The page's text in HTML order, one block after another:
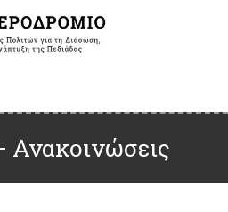
Ανακοινώσεις